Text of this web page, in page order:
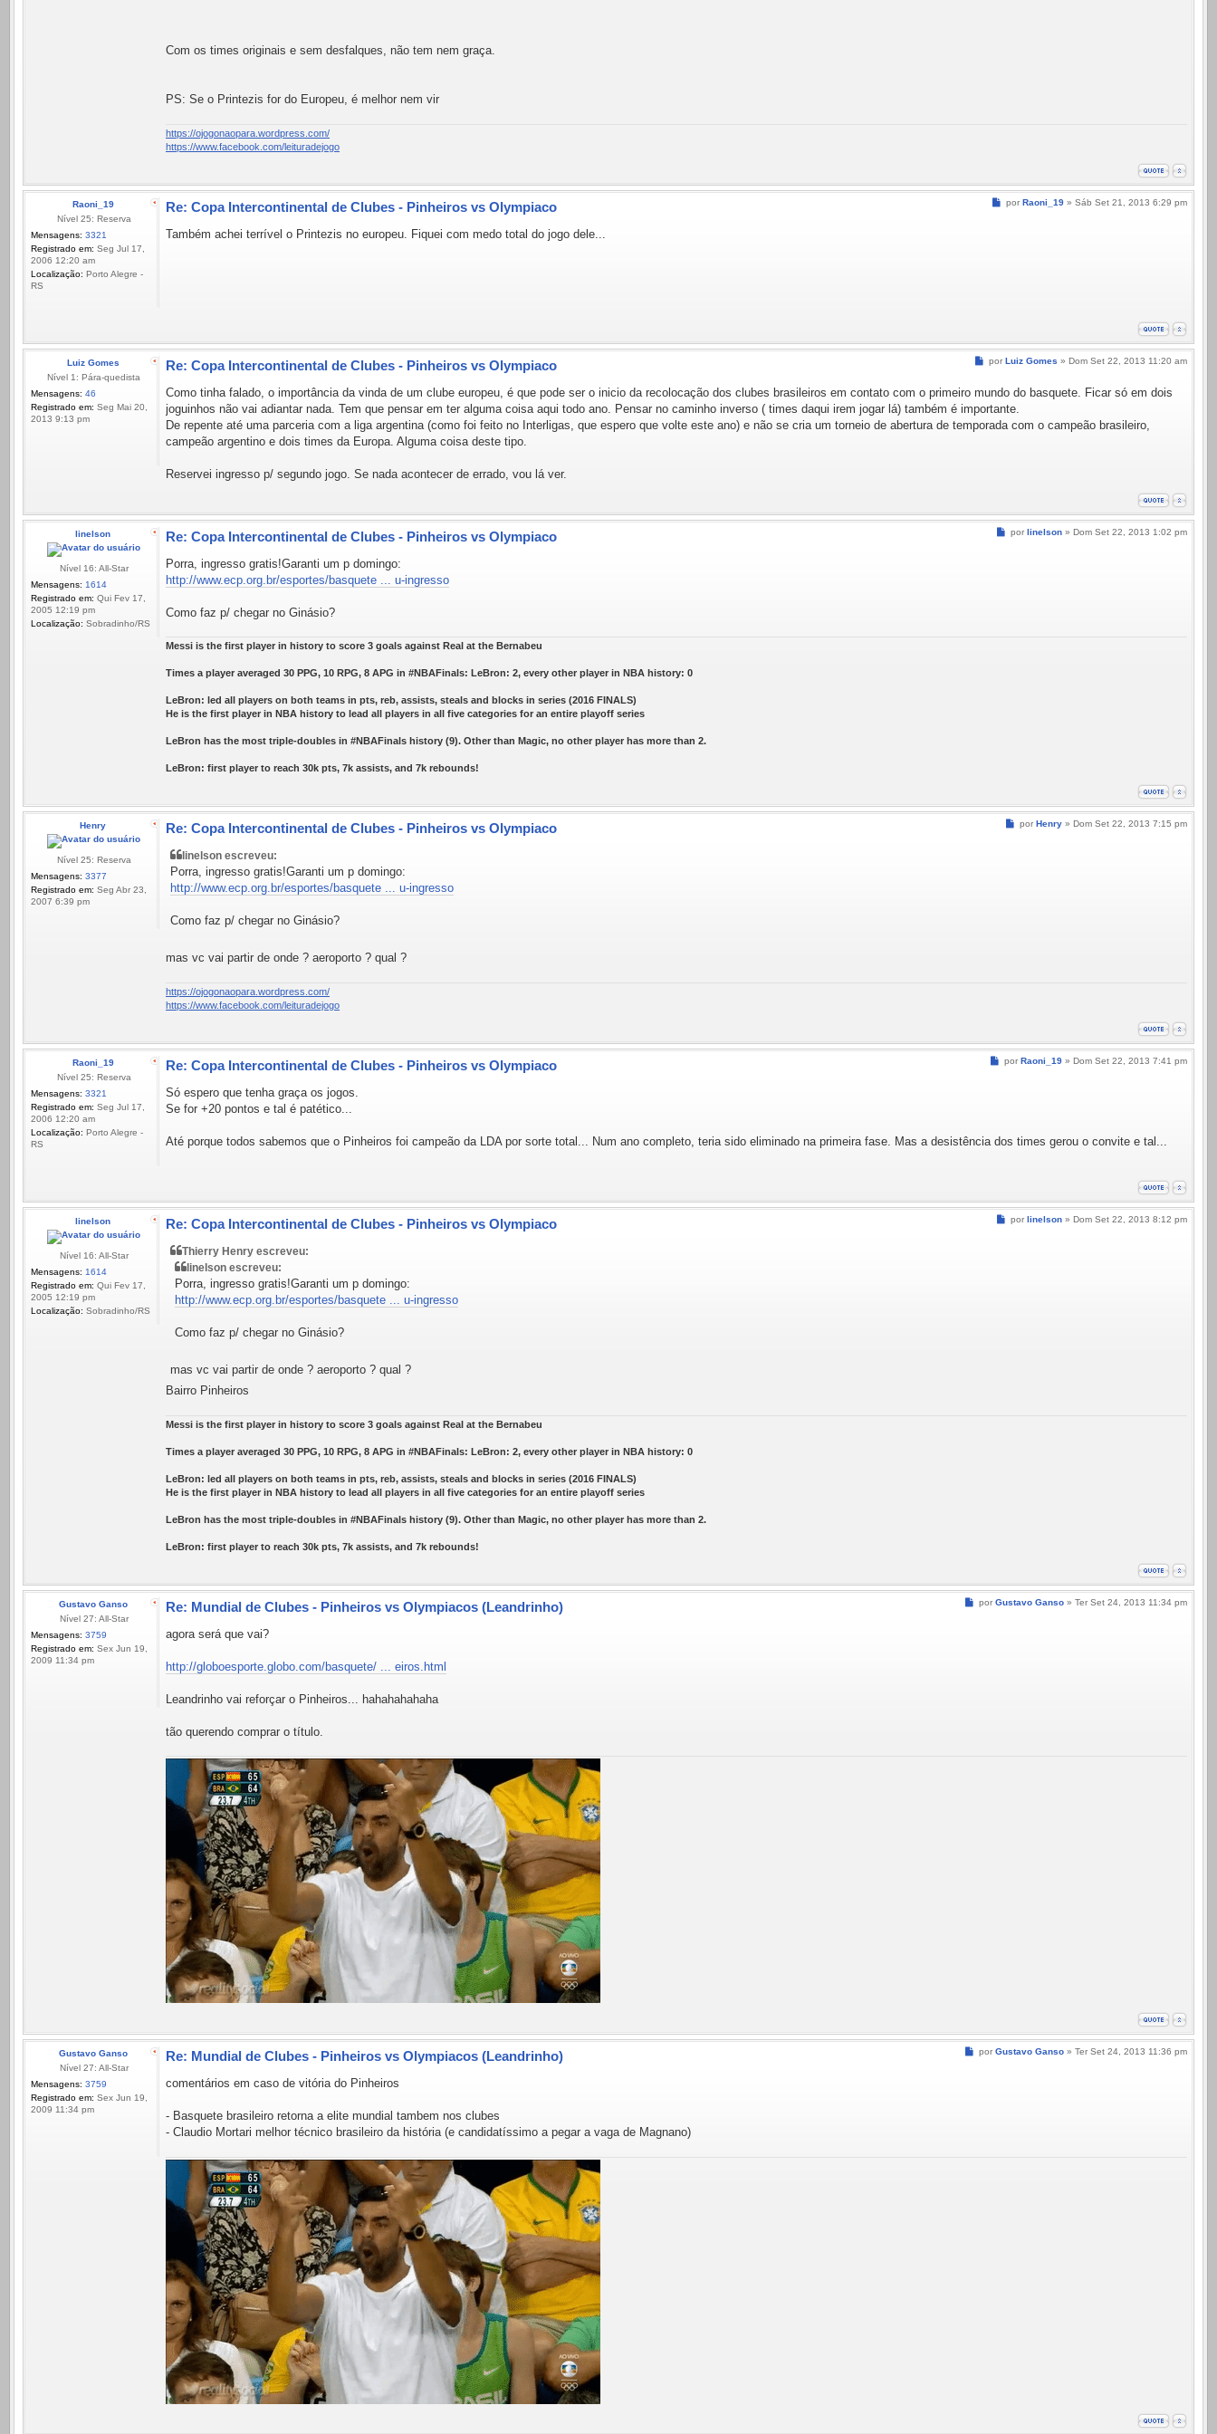
Com os times originais e sem desfalques, não tem nem graça.
PS: Se o Printezis for do Europeu, é melhor nem vir
https://ojogonaopara.wordpress.com/
https://www.facebook.com/leituradejogo
Raoni_19
Nível 25: Reserva
Mensagens: 3321
Registrado em: Seg Jul 17,
2006 12:20 am
Localização: Porto Alegre -
RS
Mensagem
por Raoni_19 » Sáb Set 21, 2013 6:29 pm
Re: Copa Intercontinental de Clubes - Pinheiros vs Olympiaco
Também achei terrível o Printezis no europeu. Fiquei com medo total do jogo dele...
Luiz Gomes
Nível 1: Pára-quedista
Mensagens: 46
Registrado em: Seg Mai 20,
2013 9:13 pm
Mensagem
por Luiz Gomes » Dom Set 22, 2013 11:20 am
Re: Copa Intercontinental de Clubes - Pinheiros vs Olympiaco
Como tinha falado, o importância da vinda de um clube europeu, é que pode ser o inicio da recolocação dos clubes brasileiros em contato com o primeiro mundo do basquete. Ficar só em dois
joguinhos não vai adiantar nada. Tem que pensar em ter alguma coisa aqui todo ano. Pensar no caminho inverso ( times daqui irem jogar lá) também é importante.
De repente até uma parceria com a liga argentina (como foi feito no Interligas, que espero que volte este ano) e não se cria um torneio de abertura de temporada com o campeão brasileiro,
campeão argentino e dois times da Europa. Alguma coisa deste tipo.
Reservei ingresso p/ segundo jogo. Se nada acontecer de errado, vou lá ver.
linelson
Nível 16: All-Star
Mensagens: 1614
Registrado em: Qui Fev 17,
2005 12:19 pm
Localização: Sobradinho/RS
Mensagem
por linelson » Dom Set 22, 2013 1:02 pm
Re: Copa Intercontinental de Clubes - Pinheiros vs Olympiaco
Porra, ingresso gratis!Garanti um p domingo:
http://www.ecp.org.br/esportes/basquete ... u-ingresso
Como faz p/ chegar no Ginásio?
Messi is the first player in history to score 3 goals against Real at the Bernabeu
Times a player averaged 30 PPG, 10 RPG, 8 APG in #NBAFinals: LeBron: 2, every other player in NBA history: 0
LeBron: led all players on both teams in pts, reb, assists, steals and blocks in series (2016 FINALS)
He is the first player in NBA history to lead all players in all five categories for an entire playoff series
LeBron has the most triple-doubles in #NBAFinals history (9). Other than Magic, no other player has more than 2.
LeBron: first player to reach 30k pts, 7k assists, and 7k rebounds!
Henry
Nível 25: Reserva
Mensagens: 3377
Registrado em: Seg Abr 23,
2007 6:39 pm
Mensagem
por Henry » Dom Set 22, 2013 7:15 pm
Re: Copa Intercontinental de Clubes - Pinheiros vs Olympiaco
linelson escreveu:
Porra, ingresso gratis!Garanti um p domingo:
http://www.ecp.org.br/esportes/basquete ... u-ingresso
Como faz p/ chegar no Ginásio?
mas vc vai partir de onde ? aeroporto ? qual ?
https://ojogonaopara.wordpress.com/
https://www.facebook.com/leituradejogo
Raoni_19
Nível 25: Reserva
Mensagens: 3321
Registrado em: Seg Jul 17,
2006 12:20 am
Localização: Porto Alegre -
RS
Mensagem
por Raoni_19 » Dom Set 22, 2013 7:41 pm
Re: Copa Intercontinental de Clubes - Pinheiros vs Olympiaco
Só espero que tenha graça os jogos.
Se for +20 pontos e tal é patético...
Até porque todos sabemos que o Pinheiros foi campeão da LDA por sorte total... Num ano completo, teria sido eliminado na primeira fase. Mas a desistência dos times gerou o convite e tal...
linelson
Nível 16: All-Star
Mensagens: 1614
Registrado em: Qui Fev 17,
2005 12:19 pm
Localização: Sobradinho/RS
Mensagem
por linelson » Dom Set 22, 2013 8:12 pm
Re: Copa Intercontinental de Clubes - Pinheiros vs Olympiaco
Thierry Henry escreveu:
linelson escreveu:
Porra, ingresso gratis!Garanti um p domingo:
http://www.ecp.org.br/esportes/basquete ... u-ingresso
Como faz p/ chegar no Ginásio?
mas vc vai partir de onde ? aeroporto ? qual ?
Bairro Pinheiros
Messi is the first player in history to score 3 goals against Real at the Bernabeu
Times a player averaged 30 PPG, 10 RPG, 8 APG in #NBAFinals: LeBron: 2, every other player in NBA history: 0
LeBron: led all players on both teams in pts, reb, assists, steals and blocks in series (2016 FINALS)
He is the first player in NBA history to lead all players in all five categories for an entire playoff series
LeBron has the most triple-doubles in #NBAFinals history (9). Other than Magic, no other player has more than 2.
LeBron: first player to reach 30k pts, 7k assists, and 7k rebounds!
Gustavo Ganso
Nível 27: All-Star
Mensagens: 3759
Registrado em: Sex Jun 19,
2009 11:34 pm
Mensagem
por Gustavo Ganso » Ter Set 24, 2013 11:34 pm
Re: Mundial de Clubes - Pinheiros vs Olympiacos (Leandrinho)
agora será que vai?
http://globoesporte.globo.com/basquete/ ... eiros.html
Leandrinho vai reforçar o Pinheiros... hahahahahaha
tão querendo comprar o título.
Gustavo Ganso
Nível 27: All-Star
Mensagens: 3759
Registrado em: Sex Jun 19,
2009 11:34 pm
Mensagem
por Gustavo Ganso » Ter Set 24, 2013 11:36 pm
Re: Mundial de Clubes - Pinheiros vs Olympiacos (Leandrinho)
comentários em caso de vitória do Pinheiros
- Basquete brasileiro retorna a elite mundial tambem nos clubes
- Claudio Mortari melhor técnico brasileiro da história (e candidatíssimo a pegar a vaga de Magnano)